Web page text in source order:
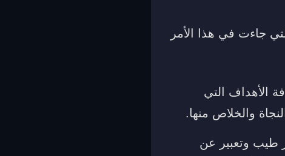
جاءت في هذا الأمر
الأهداف التي
والخلاص منها.
طيب وتعبير عن